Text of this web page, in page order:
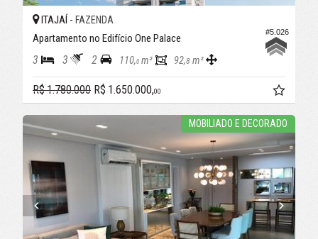
#5.026
ITAJAÍ - FAZENDA
Apartamento no Edifício One Palace
3 3 2 110,0 m² 92,8 m²
R$ 1.780.000 R$ 1.650.000,00
MOBILIADO E DECORADO